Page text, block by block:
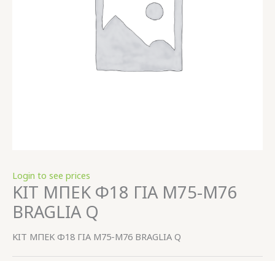
Login to see prices
ΚΙΤ ΜΠΕΚ Φ18 ΓΙΑ Μ75-Μ76
BRAGLIA Q
ΚΙΤ ΜΠΕΚ Φ18 ΓΙΑ Μ75-Μ76 BRAGLIA Q